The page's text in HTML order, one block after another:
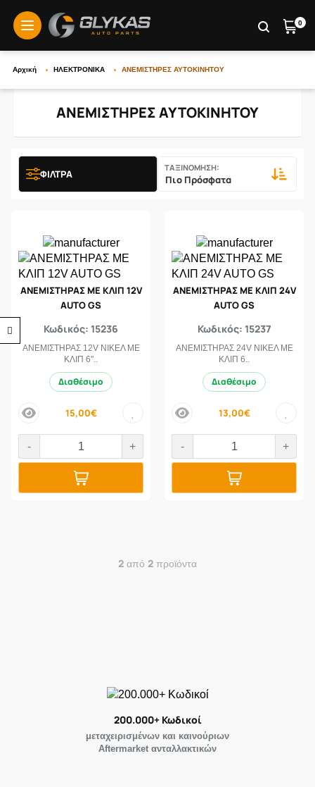
Προσβασιμότητα
menu
0
Αρχική ΗΛΕΚΤΡΟΝΙΚΑ ΑΝΕΜΙΣΤΗΡΕΣ ΑΥΤΟΚΙΝΗΤΟΥ
ΑΝΕΜΙΣΤΗΡΕΣ ΑΥΤΟΚΙΝΗΤΟΥ
ΤΑΞΙΝΟΜΗΣΗ:
ΦΙΛΤΡΑ
ΑΝΕΜΙΣΤΗΡΑΣ ΜΕ ΚΛΙΠ 12V
AUTO GS
Κωδικός: 15236
ΑΝΕΜΙΣΤΗΡΑΣ 12V ΝΙΚΕΛ ΜΕ
ΚΛΙΠ 6"..
Διαθέσιμο
price
15,00€
- +
ΑΝΕΜΙΣΤΗΡΑΣ ΜΕ ΚΛΙΠ 24V
AUTO GS
Κωδικός: 15237
ΑΝΕΜΙΣΤΗΡΑΣ 24V ΝΙΚΕΛ ΜΕ
ΚΛΙΠ 6..
Διαθέσιμο
price
13,00€
- +
2 από 2 προϊόντα
200.000+ Κωδικοί
μεταχειρισμένων και καινούριων
Aftermarket ανταλλακτικών